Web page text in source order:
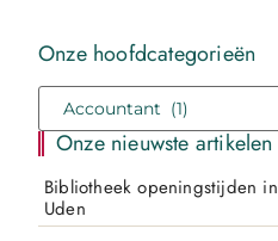
Onze hoofdcategorieën
Onze nieuwste artikelen
Bibliotheek openingstijden in
Uden